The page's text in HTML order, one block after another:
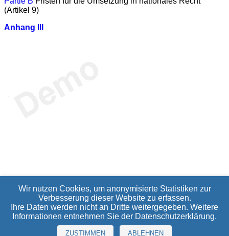
(Artikel 9)
Anhang III
Wir nutzen Cookies, um anonymisierte Statistiken zur
Verbesserung dieser Website zu erfassen.
Ihre Daten werden nicht an Dritte weitergegeben. Weitere
Informationen entnehmen Sie der Datenschutzerklärung.
ZUSTIMMEN ABLEHNEN